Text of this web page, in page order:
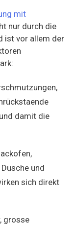
mit
nur durch die
ist vor allem der
damit die
und
sich direkt
grosse